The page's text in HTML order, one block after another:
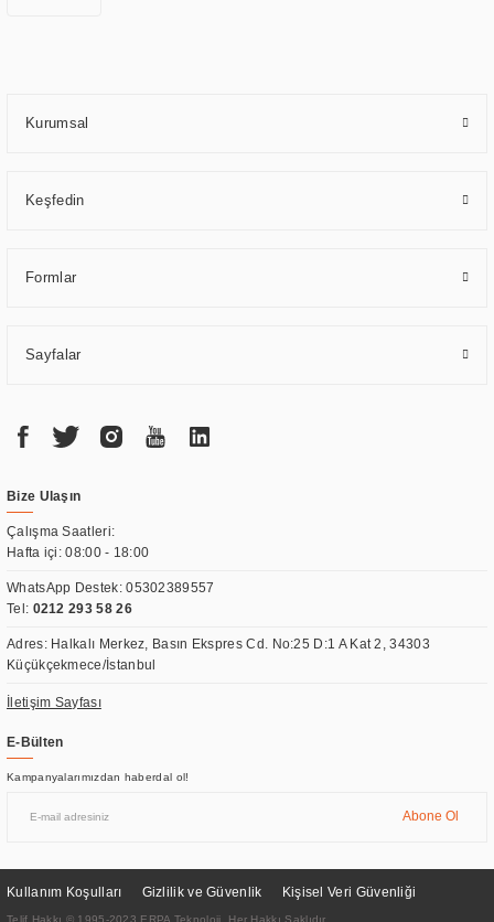
Kurumsal
Keşfedin
Formlar
Sayfalar
Bize Ulaşın
Çalışma Saatleri:
Hafta içi: 08:00 - 18:00
WhatsApp Destek:05302389557
Tel: 0212 293 58 26
Adres: Halkalı Merkez, Basın Ekspres Cd. No:25 D:1 A Kat 2, 34303
Küçükçekmece/İstanbul
İletişim Sayfası
E-Bülten
Kampanyalarımızdan haberdal ol!
Abone Ol
Kullanım Koşulları Gizlilik ve Güvenlik Kişisel Veri Güvenliği
Telif Hakkı © 1995-2023 ERPA Teknoloji. Her Hakkı Saklıdır.